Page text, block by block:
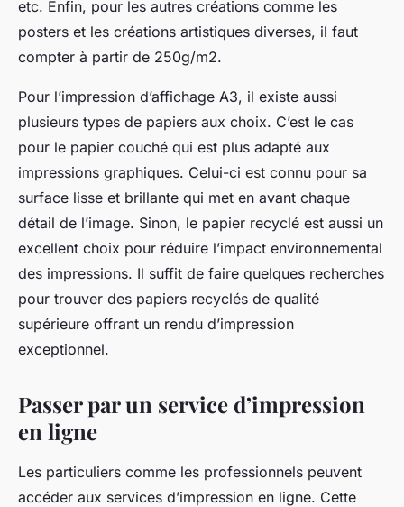
etc. Enfin, pour les autres créations comme les
posters et les créations artistiques diverses, il faut
compter à partir de 250g/m2.
Pour l’impression d’affichage A3, il existe aussi
plusieurs types de papiers aux choix. C’est le cas
pour le papier couché qui est plus adapté aux
impressions graphiques. Celui-ci est connu pour sa
surface lisse et brillante qui met en avant chaque
détail de l’image. Sinon, le papier recyclé est aussi un
excellent choix pour réduire l’impact environnemental
des impressions. Il suffit de faire quelques recherches
pour trouver des papiers recyclés de qualité
supérieure offrant un rendu d’impression
exceptionnel.
Passer par un service d’impression
en ligne
Les particuliers comme les professionnels peuvent
accéder aux services d’impression en ligne. Cette